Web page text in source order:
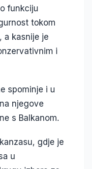
funkciju
tokom
a kasnije je
i
spominje i u
njegove
s Balkanom.
gdje je
u